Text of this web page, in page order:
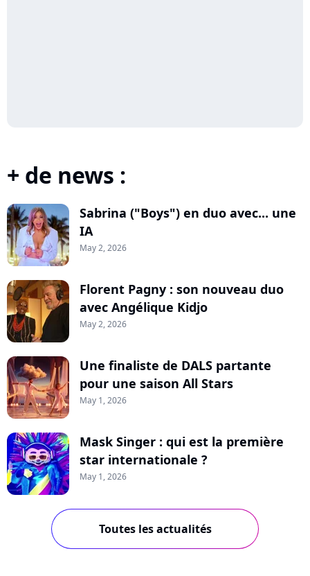
+ de news :
Sabrina ("Boys") en duo avec... une
IA
May 2, 2026
Florent Pagny : son nouveau duo
avec Angélique Kidjo
May 2, 2026
Une finaliste de DALS partante
pour une saison All Stars
May 1, 2026
Mask Singer : qui est la première
star internationale ?
May 1, 2026
Toutes les actualités